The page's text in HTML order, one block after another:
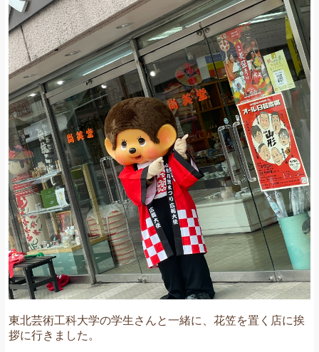
東北芸術工科大学の学生さんと一緒に、花笠を置く店に挨
拶に行きました。